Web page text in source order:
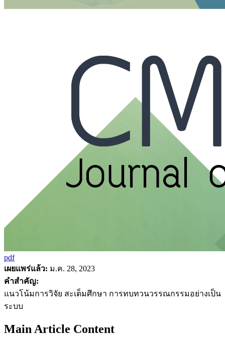
pdf
เผยแพร่แล้ว: ม.ค. 28, 2023
คำสำคัญ:
แนวโน้มการวิจัย สะเต็มศึกษา การทบทวนวรรณกรรมอย่างเป็น
ระบบ
Main Article Content